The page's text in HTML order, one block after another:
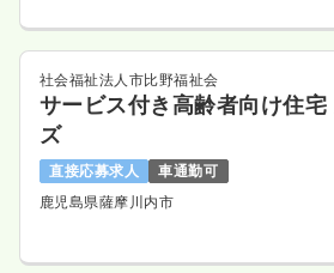
社会福祉法人市比野福祉会
サービス付き高齢者向け住
ズ
直接応募求人
車通勤可
鹿児島県薩摩川内市